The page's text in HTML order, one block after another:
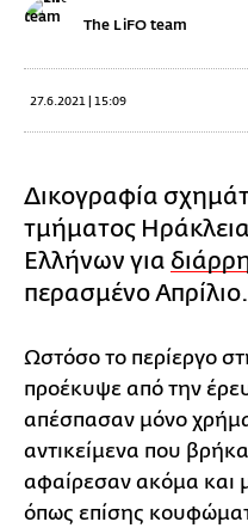
The LiFO team
27.6.2021 | 15:09
Δικογραφία
τμήματος
Ελλήνων για
περασμένο Απρίλιο.
Ωστόσο το περίεργο
προέκυψε από την
απέσπασαν μόνο
αντικείμενα που
αφαίρεσαν ακόμα και
όπως επίσης